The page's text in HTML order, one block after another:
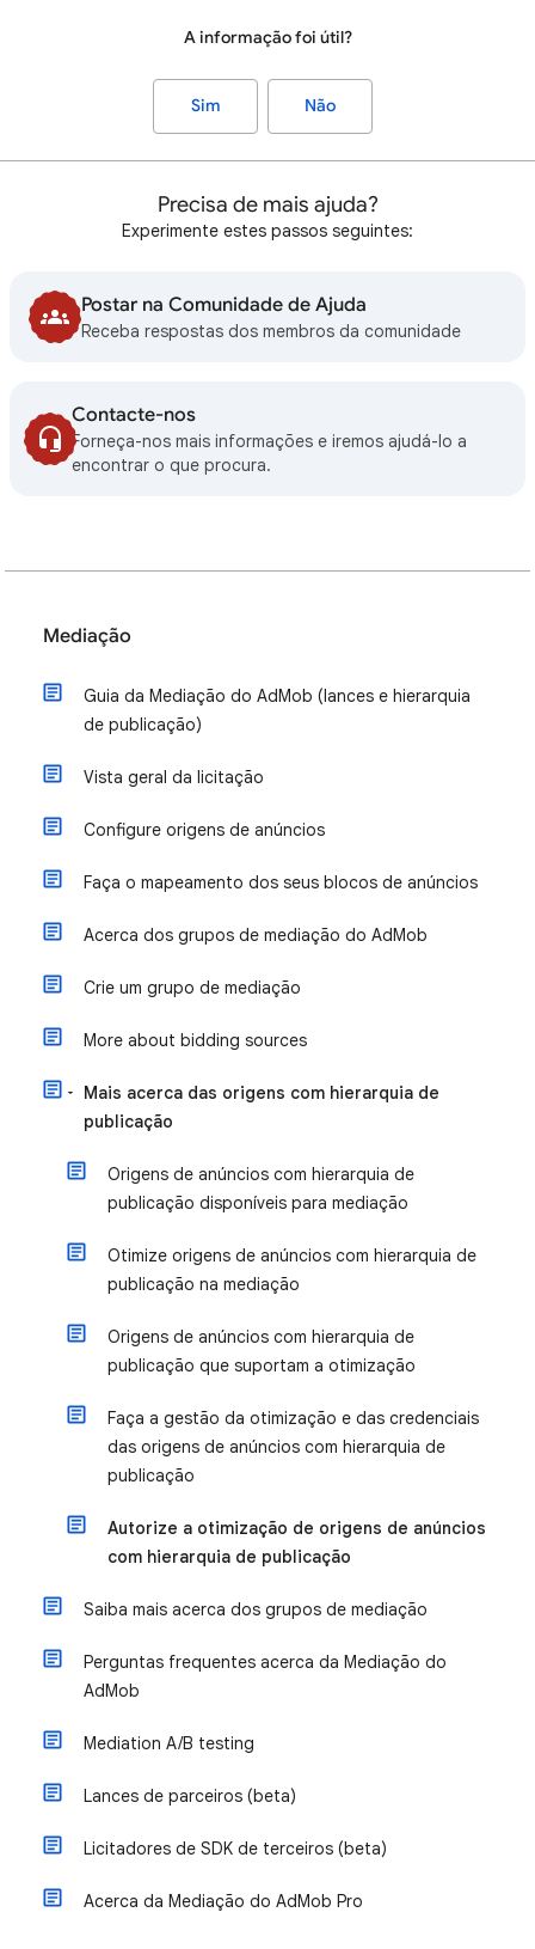
A informação foi útil?
Sim Não
Precisa de mais ajuda?
Experimente estes passos seguintes:
Postar na Comunidade de Ajuda
Receba respostas dos membros da comunidade
Contacte-nos
Forneça-nos mais informações e iremos ajudá-lo a
encontrar o que procura.
Mediação
Guia da Mediação do AdMob (lances e hierarquia
de publicação)
Vista geral da licitação
Configure origens de anúncios
Faça o mapeamento dos seus blocos de anúncios
Acerca dos grupos de mediação do AdMob
Crie um grupo de mediação
More about bidding sources
Mais acerca das origens com hierarquia de
publicação
Origens de anúncios com hierarquia de
publicação disponíveis para mediação
Otimize origens de anúncios com hierarquia de
publicação na mediação
Origens de anúncios com hierarquia de
publicação que suportam a otimização
Faça a gestão da otimização e das credenciais
das origens de anúncios com hierarquia de
publicação
Autorize a otimização de origens de anúncios
com hierarquia de publicação
Saiba mais acerca dos grupos de mediação
Perguntas frequentes acerca da Mediação do
AdMob
Mediation A/B testing
Lances de parceiros (beta)
Licitadores de SDK de terceiros (beta)
Acerca da Mediação do AdMob Pro